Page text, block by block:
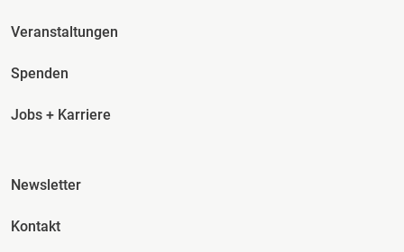
Veranstaltungen
Spenden
Jobs + Karriere
Fusszeile Spalte 3
Newsletter
Kontakt